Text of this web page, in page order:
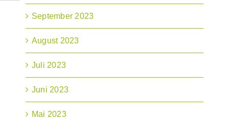
September 2023
August 2023
Juli 2023
Juni 2023
Mai 2023